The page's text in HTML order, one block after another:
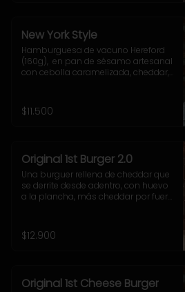
New York Style
Hamburguesa de vacuno Hereford
(160g),  en pan de sésamo artesanal
con cebolla caramelizada, cheddar,
elección.
$11.500
Original 1st Burger 2.0
Una burguer rellena de cheddar que
se derrite desde adentro, con huevo
a la plancha, más cheddar por fuera,
adictiva salsa Fletch.  Blue Cheese
2.0
$12.900
Original 1st Cheese Burger